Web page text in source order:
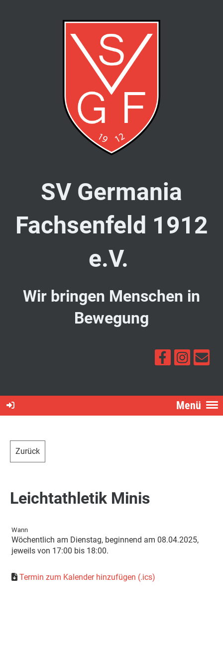
SV Germania
Fachsenfeld 1912
e.V.
Wir bringen Menschen in
Bewegung
Menü
Zurück
Leichtathletik Minis
Wann
Wöchentlich am Dienstag, beginnend am 08.04.2025,
jeweils von 17:00 bis 18:00.
Termin zum Kalender hinzufügen (.ics)